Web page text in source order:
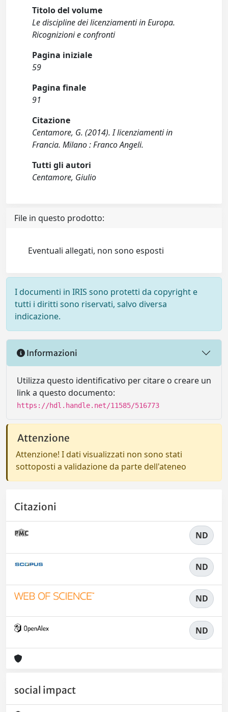
Titolo del volume
Le discipline dei licenziamenti in Europa.
Ricognizioni e confronti
Pagina iniziale
59
Pagina finale
91
Citazione
Centamore, G. (2014). I licenziamenti in
Francia. Milano : Franco Angeli.
Tutti gli autori
Centamore, Giulio
File in questo prodotto:
Eventuali allegati, non sono esposti
I documenti in IRIS sono protetti da copyright e
tutti i diritti sono riservati, salvo diversa
indicazione.
Informazioni
Utilizza questo identificativo per citare o creare un
link a questo documento:
https://hdl.handle.net/11585/516773
Attenzione
Attenzione! I dati visualizzati non sono stati
sottoposti a validazione da parte dell'ateneo
Citazioni
ND
ND
ND
ND
social impact